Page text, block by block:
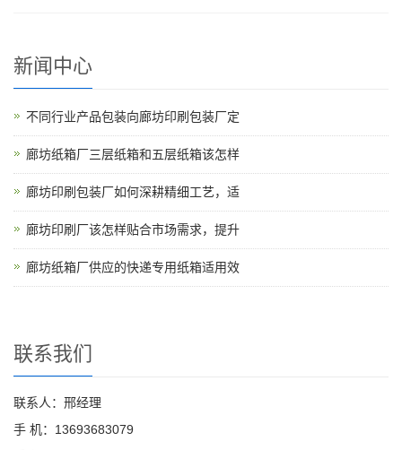
新闻中心
不同行业产品包装向廊坊印刷包装厂定
廊坊纸箱厂三层纸箱和五层纸箱该怎样
廊坊印刷包装厂如何深耕精细工艺，适
廊坊印刷厂该怎样贴合市场需求，提升
廊坊纸箱厂供应的快递专用纸箱适用效
联系我们
联系人：邢经理
手 机：13693683079